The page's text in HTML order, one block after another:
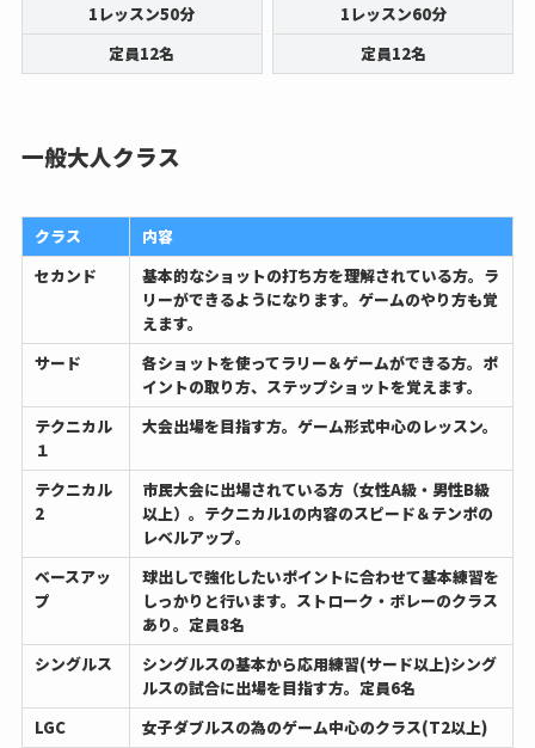
1レッスン50分
定員12名
1レッスン60分
定員12名
一般大人クラス
クラス
内容
セカンド
基本的なショットの打ち方を理解されている方。ラ
リーができるようになります。ゲームのやり方も覚
えます。
サード
各ショットを使ってラリー＆ゲームができる方。ポ
イントの取り方、ステップショットを覚えます。
テクニカル
１
大会出場を目指す方。ゲーム形式中心のレッスン。
テクニカル
2
市民大会に出場されている方（女性A級・男性B級
以上）。テクニカル1の内容のスピード＆テンポの
レベルアップ。
ベースアッ
プ
球出しで強化したいポイントに合わせて基本練習を
しっかりと行います。ストローク・ボレーのクラス
あり。定員8名
シングルス
シングルスの基本から応用練習(サード以上)シング
ルスの試合に出場を目指す方。定員6名
LGC
女子ダブルスの為のゲーム中心のクラス(T2以上)